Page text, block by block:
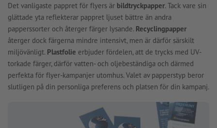
Det vanligaste pappret för flyers är bildtryckpapper. Tack vare sin
glättade yta reflekterar pappret ljuset bättre än andra
papperssorter och återger färger lysande. Recyclingpapper
återger dock färgerna mindre intensivt, men är därför särskilt
miljövänligt. Plastfolie erbjuder fördelen, att de trycks med UV-
torkade färger, därför vatten- och oljebeständiga och därmed
perfekta för flyer-kampanjer utomhus. Valet av papperstyp beror
slutligen på din personliga preferens och platsen för din kampanj.